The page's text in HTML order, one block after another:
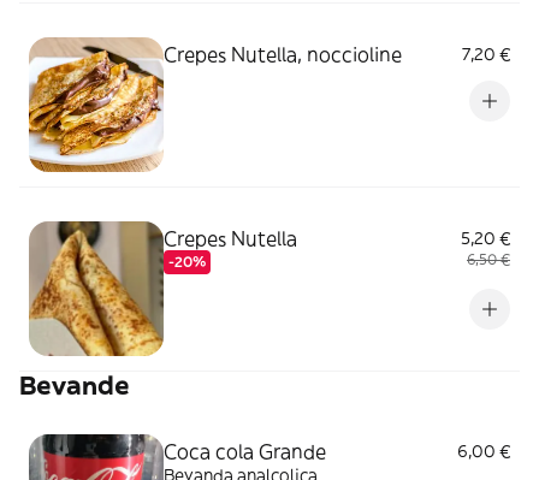
Crepes Nutella, noccioline 7,20 €
Crepes Nutella
-20%
5,20 €
6,50 €
Bevande
Coca cola Grande
6,00 €
Bevanda analcolica